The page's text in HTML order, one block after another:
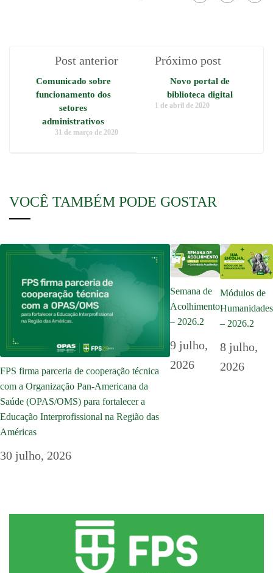
Post anterior
Comunicado sobre
funcionamento dos
setores
administrativos
31 de março de 2020
Próximo post
Novo portal de
biblioteca digital
1 de abril de 2020
VOCÊ TAMBÉM PODE GOSTAR
FPS firma parceria de cooperação técnica
com a Organização Pan-Americana da
Saúde (OPAS/OMS) para fortalecer a
Educação Interprofissional na Região das
Américas
30 julho, 2026
Semana de
Acolhimento
– 2026.2
9 julho,
2026
Módulos de
Humanidades
– 2026.2
8 julho,
2026